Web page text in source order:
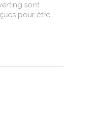
sont
pour être